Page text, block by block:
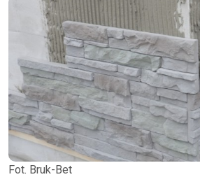
Fot. Bruk-Bet